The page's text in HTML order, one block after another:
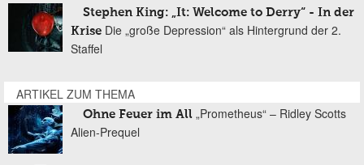
Stephen King: „It: Welcome to Derry“ - In der
Krise Die „große Depression“ als Hintergrund der 2.
Staffel
ARTIKEL ZUM THEMA
Ohne Feuer im All „Prometheus“ – Ridley Scotts
Alien-Prequel